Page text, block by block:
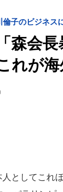
倫子のビジネス
森会
れが
としてこれ